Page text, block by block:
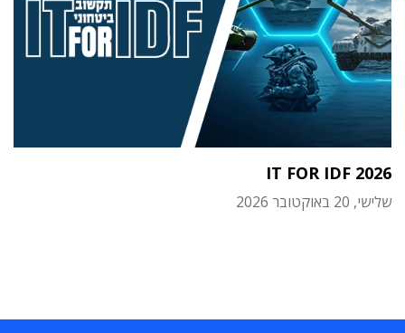
IT FOR IDF 2026
שלישי, 20 באוקטובר 2026